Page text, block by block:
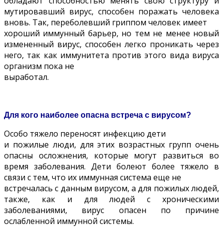
мутировавший вирус, способен поражать человека
вновь. Так, переболевший гриппом человек имеет
хороший иммунный барьер, но тем не менее новый
измененный вирус, способен легко проникать через
него, так как иммунитета против этого вида вируса
организм пока не
выработал.
Для кого наиболее опасна встреча с вирусом?
Особо тяжело переносят инфекцию дети
и пожилые люди, для этих возрастных групп очень
опасны осложнения, которые могут развиться во
время заболевания. Дети болеют более тяжело в
связи с тем, что их иммунная система еще не
встречалась с данным вирусом, а для пожилых людей,
также, как и для людей с хроническими
заболеваниями, вирус опасен по причине
ослабленной иммунной системы.